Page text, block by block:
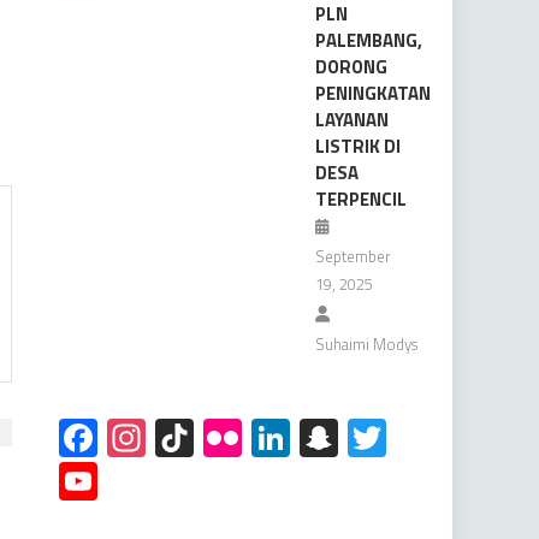
PLN
PALEMBANG,
DORONG
PENINGKATAN
LAYANAN
LISTRIK DI
DESA
TERPENCIL
September
19, 2025
Suhaimi Modys
Facebook
Instagram
TikTokFlickrLinkedInSnapchat